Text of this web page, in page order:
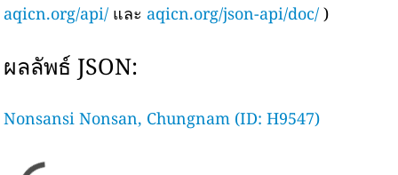
aqicn.org/api/ และ aqicn.org/json-api/doc/ )
ผลลัพธ์ JSON:
Nonsansi Nonsan, Chungnam (ID: H9547)